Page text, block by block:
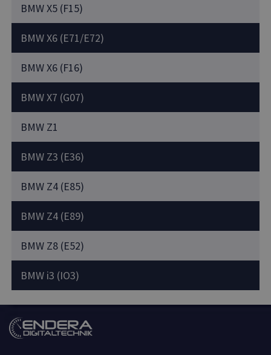
BMW X5 (F15)
BMW X6 (E71/E72)
BMW X6 (F16)
BMW X7 (G07)
BMW Z1
BMW Z3 (E36)
BMW Z4 (E85)
BMW Z4 (E89)
BMW Z8 (E52)
BMW i3 (IO3)